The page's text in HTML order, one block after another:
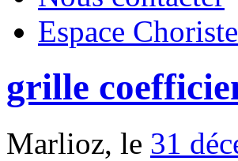
Espace
grille
Marlioz, le 31